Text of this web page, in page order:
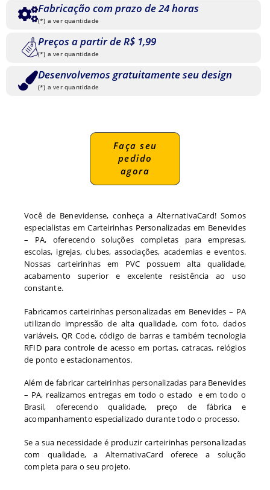
Fabricação com prazo de 24 horas
(*) a ver quantidade
Preços a partir de R$ 1,99
(*) a ver quantidade
Desenvolvemos gratuitamente seu design
(*) a ver quantidade
Faça seu
pedido
agora
Você de Benevidense, conheça a AlternativaCard! Somos
especialistas em Carteirinhas Personalizadas em Benevides
– PA, oferecendo soluções completas para empresas,
escolas, igrejas, clubes, associações, academias e eventos.
Nossas carteirinhas em PVC possuem alta qualidade,
acabamento superior e excelente resistência ao uso
constante.
Fabricamos carteirinhas personalizadas em Benevides – PA
utilizando impressão de alta qualidade, com foto, dados
variáveis, QR Code, código de barras e também tecnologia
RFID para controle de acesso em portas, catracas, relógios
de ponto e estacionamentos.
Além de fabricar carteirinhas personalizadas para Benevides
– PA, realizamos entregas em todo o estado e em todo o
Brasil, oferecendo qualidade, preço de fábrica e
acompanhamento especializado durante todo o processo.
Se a sua necessidade é produzir carteirinhas personalizadas
com qualidade, a AlternativaCard oferece a solução
completa para o seu projeto.